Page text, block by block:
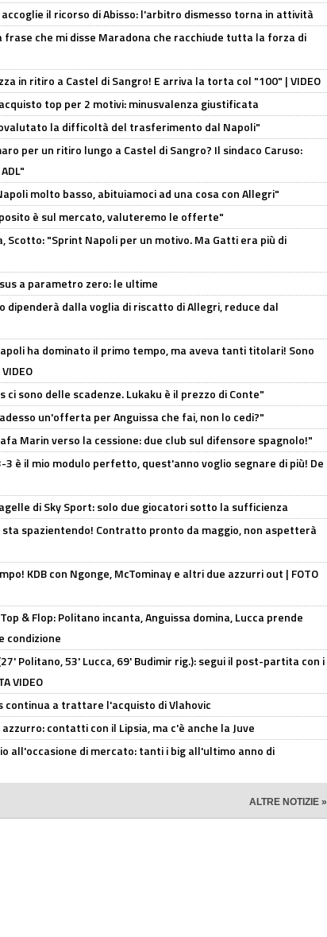
il ricorso di Abisso: l'arbitro dismesso torna in attività
frase che mi disse Maradona che racchiude tutta la forza di
in ritiro a Castel di Sangro! E arriva la torta col "100" | VIDEO
top per 2 motivi: minusvalenza giustificata
la difficoltà del trasferimento dal Napoli"
per un ritiro lungo a Castel di Sangro? Il sindaco Caruso:
molto basso, abituiamoci ad una cosa con Allegri"
è sul mercato, valuteremo le offerte"
Scotto: "Sprint Napoli per un motivo. Ma Gatti era più di
a parametro zero: le ultime
dipenderà dalla voglia di riscatto di Allegri, reduce dal
ha dominato il primo tempo, ma aveva tanti titolari! Sono
ci sono delle scadenze. Lukaku è il prezzo di Conte"
un'offerta per Anguissa che fai, non lo cedi?"
Marin verso la cessione: due club sul difensore spagnolo!"
3 è il mio modulo perfetto, quest'anno voglio segnare di più! De
di Sky Sport: solo due giocatori sotto la sufficienza
sta spazientendo! Contratto pronto da maggio, non aspetterà
KDB con Ngonge, McTominay e altri due azzurri out | FOTO
& Flop: Politano incanta, Anguissa domina, Lucca prende
condizione
Politano, 53' Lucca, 69' Budimir rig.): segui il post-partita con i
VIDEO
continua a trattare l'acquisto di Vlahovic
contatti con il Lipsia, ma c'è anche la Juve
all'occasione di mercato: tanti i big all'ultimo anno di
ALTRE NOTIZIE »